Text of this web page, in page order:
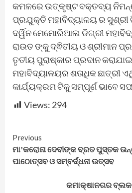
କମଳରେ ଉତ୍କୃଷ୍ଟ ବକ୍ତବ୍ୟ ନିମନ୍ତେ
ପ୍ରଯୁକ୍ତି ମହାବିଦ୍ୟାଳୟ ର
ଦର୍ୱିନ ମେମୋରିଆଲ ଡିଗ୍ରୀ
ରାଉତ ଙ୍କୁ ଦ୍ଵିତୀୟ ଓ ଶ୍ରୀମାନ
ତୃତୀୟ ପୁରାଷ୍କାର ପ୍ରଦାନ
ମହାବିଦ୍ୟାଳୟର ଶତାଧିକ ଛାତ୍ରୀ
କାର୍ଯ୍ୟକ୍ରମ ଟିକୁ ସମ୍ପୂର୍ଣ ଭାବେ
Views: 294
Continue
Reading
Previous
ମା’କରୋନା ଦେବୀଙ୍କ ବ୍ରତ ପୁସ୍ତକ
ପାଠୋତ୍ସବ ଓ ସମ୍ବର୍ଦ୍ଧନା ଉତ୍ସବ
କମାକ୍ଷାନଗର